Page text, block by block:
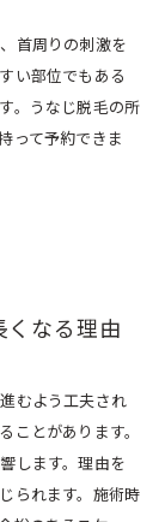
首周りの刺激を
い部位でもある
。うなじ脱毛の所
って予約できま
なる理由
むよう工夫され
ことがあります。
します。理由を
られます。施術時